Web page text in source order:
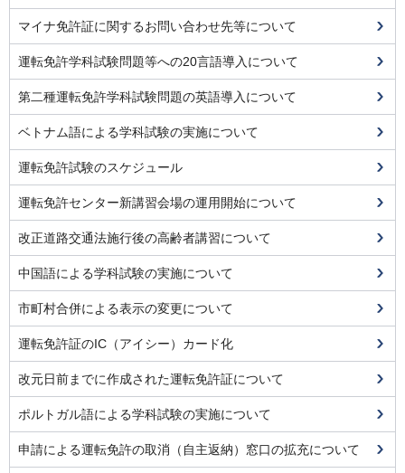
マイナ免許証に関するお問い合わせ先等について
運転免許学科試験問題等への20言語導入について
第二種運転免許学科試験問題の英語導入について
ベトナム語による学科試験の実施について
運転免許試験のスケジュール
運転免許センター新講習会場の運用開始について
改正道路交通法施行後の高齢者講習について
中国語による学科試験の実施について
市町村合併による表示の変更について
運転免許証のIC（アイシー）カード化
改元日前までに作成された運転免許証について
ポルトガル語による学科試験の実施について
申請による運転免許の取消（自主返納）窓口の拡充について